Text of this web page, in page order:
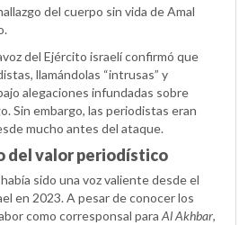
del cuerpo sin vida de Amal
del Ejército israelí confirmó que
llamándolas “intrusas” y
alegaciones infundadas sobre
Sin embargo, las periodistas eran
mucho antes del ataque.
del valor periodístico
sido una voz valiente desde el
en 2023. A pesar de conocer los
como corresponsal para Al Akhbar,